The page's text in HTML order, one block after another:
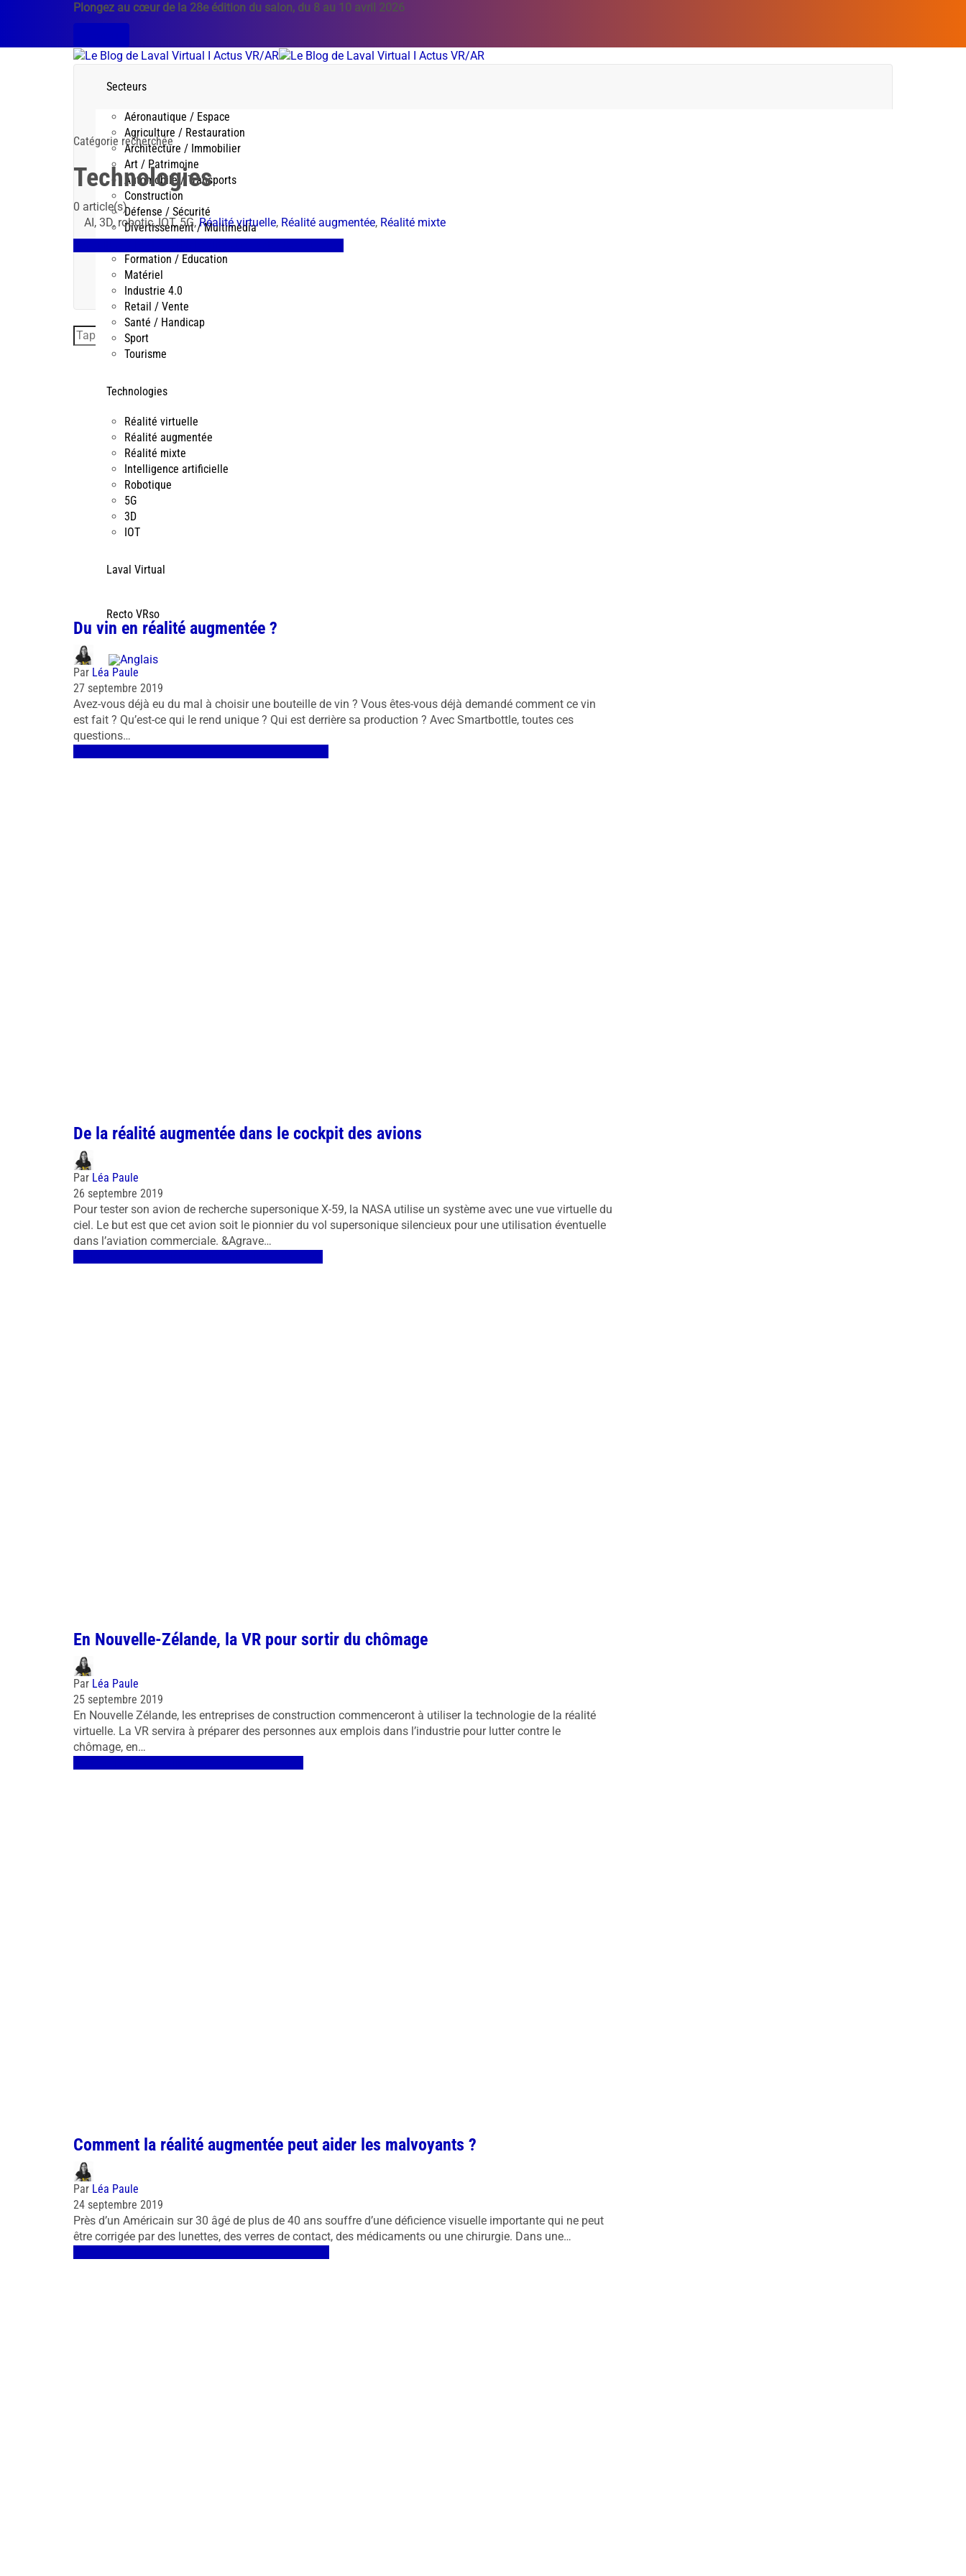
Plongez au cœur de la 28e édition du salon, du 8 au 10 avril 2026
Secteurs
Aéronautique / Espace
Agriculture / Restauration
Architecture / Immobilier
Art / Patrimoine
Automobile / Transports
Construction
Défense / Sécurité
Divertissement / Multimédia
Environnement / Société
Formation / Education
Matériel
Industrie 4.0
Retail / Vente
Santé / Handicap
Sport
Tourisme
Technologies
Réalité virtuelle
Réalité augmentée
Réalité mixte
Intelligence artificielle
Robotique
5G
3D
IOT
Laval Virtual
Recto VRso
Catégorie recherchée
Technologies
0 article(s)
AI, 3D, robotic, IOT, 5G,Réalité virtuelle, Réalité augmentée, Réalité mixte
Du vin en réalité augmentée ?
Par Léa Paule
27 septembre 2019
Avez-vous déjà eu du mal à choisir une bouteille de vin ? Vous êtes-vous déjà demandé comment ce vin
est fait ? Qu’est-ce qui le rend unique ? Qui est derrière sa production ? Avec Smartbottle, toutes ces
questions…
De la réalité augmentée dans le cockpit des avions
Par Léa Paule
26 septembre 2019
Pour tester son avion de recherche supersonique X-59, la NASA utilise un système avec une vue virtuelle du
ciel. Le but est que cet avion soit le pionnier du vol supersonique silencieux pour une utilisation éventuelle
dans l’aviation commerciale. &Agrave…
En Nouvelle-Zélande, la VR pour sortir du chômage
Par Léa Paule
25 septembre 2019
En Nouvelle Zélande, les entreprises de construction commenceront à utiliser la technologie de la réalité
virtuelle. La VR servira à préparer des personnes aux emplois dans l’industrie pour lutter contre le
chômage, en…
Comment la réalité augmentée peut aider les malvoyants ?
Par Léa Paule
24 septembre 2019
Près d’un Américain sur 30 âgé de plus de 40 ans souffre d’une déficience visuelle importante qui ne peut
être corrigée par des lunettes, des verres de contact, des médicaments ou une chirurgie. Dans une…